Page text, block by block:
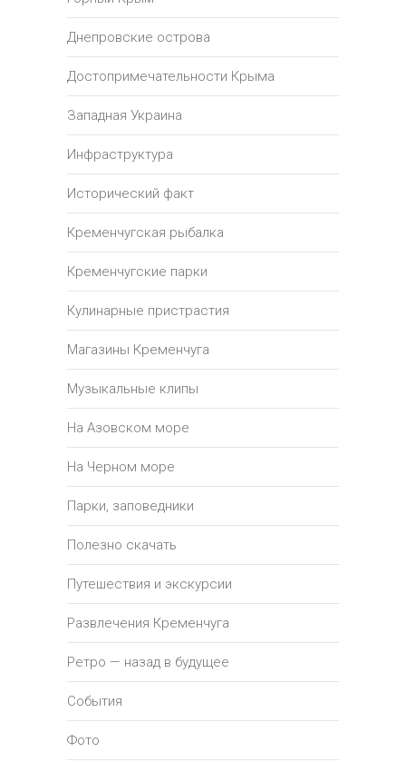
Днепровские острова
Достопримечательности Крыма
Западная Украина
Инфраструктура
Исторический факт
Кременчугская рыбалка
Кременчугские парки
Кулинарные пристрастия
Магазины Кременчуга
Музыкальные клипы
На Азовском море
На Черном море
Парки, заповедники
Полезно скачать
Путешествия и экскурсии
Развлечения Кременчуга
Ретро — назад в будущее
События
Фото